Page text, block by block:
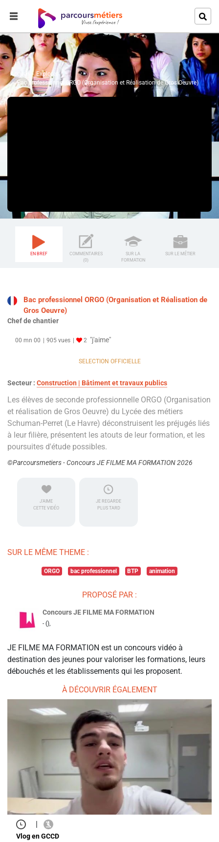
Accueil
Explorer
Bac professionnel ORGO (Organisation et Réalisation de Gros Oeuvre)
EN BREF
COMMENTAIRES
(0)
SUR LA
FORMATION
SUR LE MÉTIER
Bac professionnel ORGO (Organisation et Réalisation de
Gros Oeuvre)
Chef de chantier
00 mn 00 905 vues 2 "j'aime"
SELECTION OFFICIELLE
Secteur : Construction | Bâtiment et travaux publics
Les élèves de seconde professionnelle ORGO (Organisation
et réalisation de Gros Oeuvre) du Lycée des métiers
Schuman-Perret (Le Havre) déconstruisent les préjugés liés
à leur filière, présentent les atouts de leur formation, et les
poursuites d'étude possibles.
©Parcoursmetiers - Concours JE FILME MA FORMATION 2026
J'AIME
CETTE VIDÉO
JE REGARDE
PLUS TARD
SUR LE MÊME THEME :
ORGO bac professionnel BTP animation
PROPOSÉ PAR :
Concours JE FILME MA FORMATION
- (),
JE FILME MA FORMATION est un concours vidéo à
destination des jeunes pour valoriser les formations, leurs
débouchés et les établissements qui les proposent.
À DÉCOUVRIR ÉGALEMENT
|
Vlog en GCCD